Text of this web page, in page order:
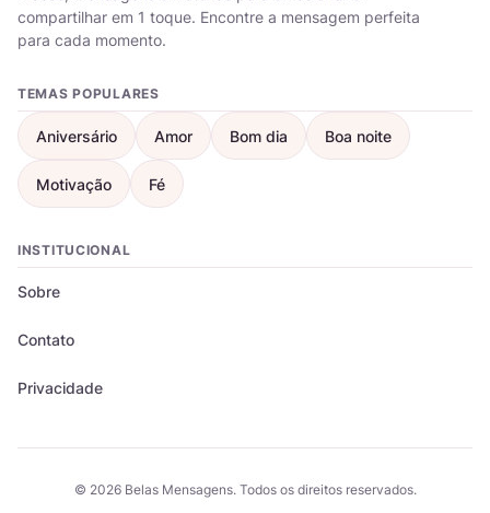
compartilhar em 1 toque. Encontre a mensagem perfeita
para cada momento.
TEMAS POPULARES
Aniversário Amor Bom dia Boa noite
Motivação Fé
INSTITUCIONAL
Sobre
Contato
Privacidade
© 2026 Belas Mensagens. Todos os direitos reservados.